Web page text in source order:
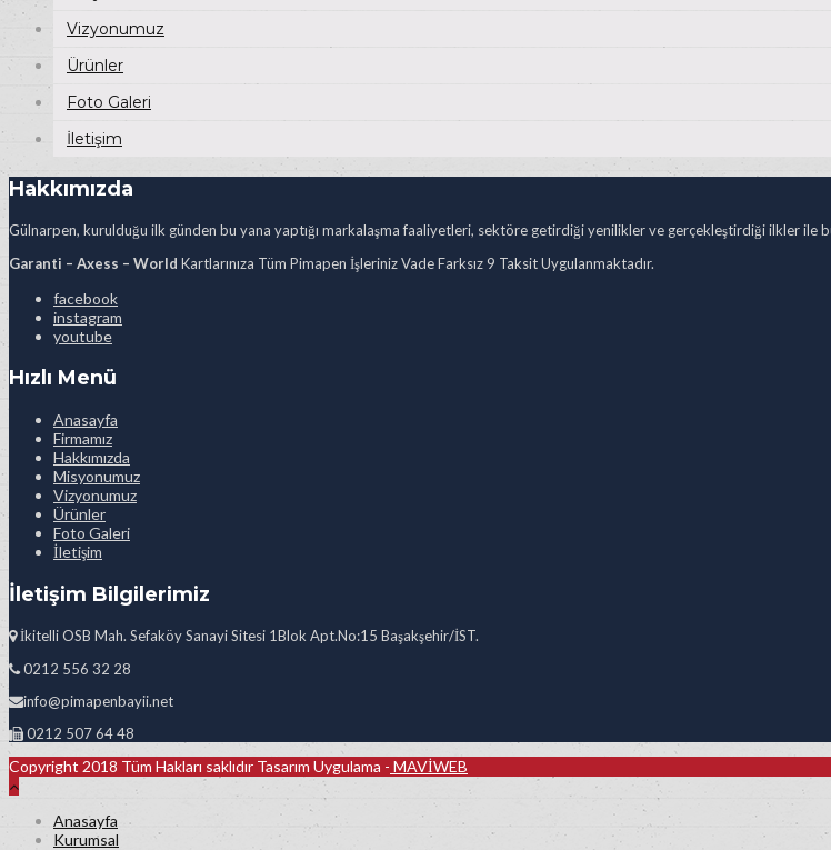
Vizyonumuz
Ürünler
Foto Galeri
İletişim
Hakkımızda
Gülnarpen, kurulduğu ilk günden bu yana yaptığı markalaşma faaliyetleri, sektöre getirdiği yenilikler ve gerçekleştirdiği ilkler
Garanti – Axess – World Kartlarınıza Tüm Pimapen İşleriniz Vade Farksız 9 Taksit Uygulanmaktadır.
facebook
instagram
youtube
Hızlı Menü
Anasayfa
Firmamız
Hakkımızda
Misyonumuz
Vizyonumuz
Ürünler
Foto Galeri
İletişim
İletişim Bilgilerimiz
İkitelli OSB Mah. Sefaköy Sanayi Sitesi 1Blok Apt.No:15 Başakşehir/İST.
0212 556 32 28
info@pimapenbayii.net
0212 507 64 48
Copyright 2018 Tüm Hakları saklıdır Tasarım Uygulama - MAVİWEB
Anasayfa
Kurumsal